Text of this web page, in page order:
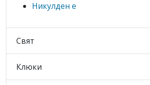
Никулден е
Свят
Клюки